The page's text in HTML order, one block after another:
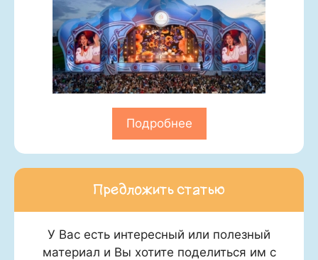
Подробнее
Предложить статью
У Вас есть интересный или полезный
материал и Вы хотите поделиться им с